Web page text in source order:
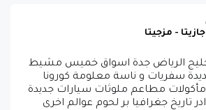
- مزجيتا
الخليج الرياض جدة اسواق خميس مشيط
سفريات و ناسة معلومة كورونا
مطاعم ملوثات سيارات جديدة
تاريخ جغرافيا بر لحوم عوالم اخرى